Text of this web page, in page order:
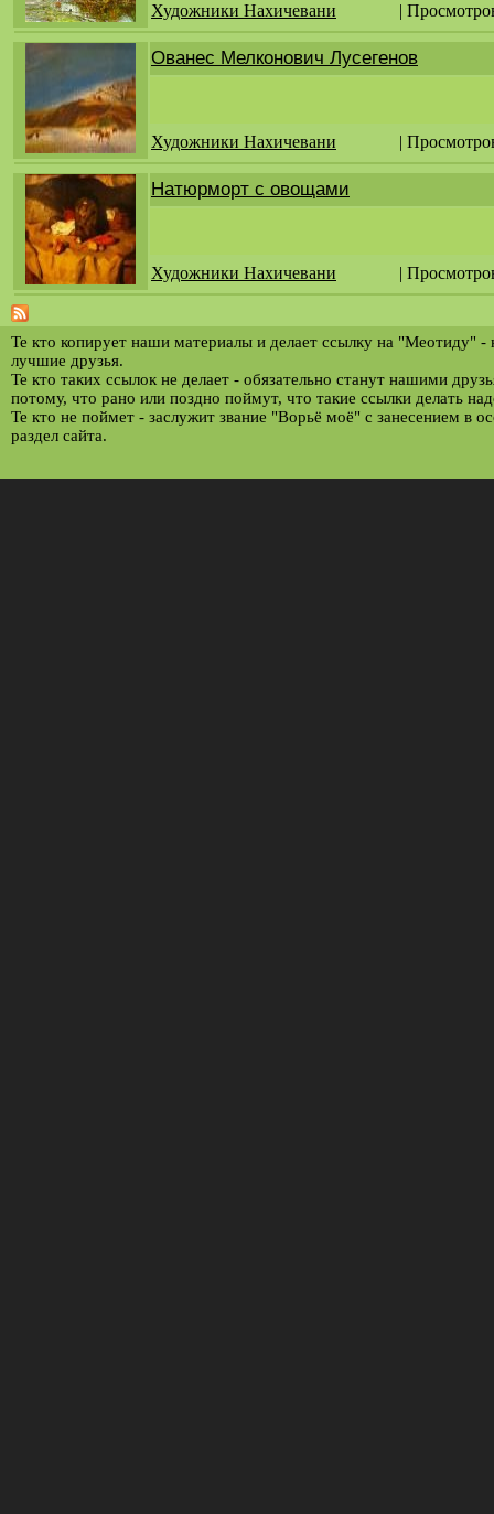
Художники Нахичевани |
Ованес Мелконович Лусегенов
Художники Нахичевани |
Натюрморт с овощами
Художники Нахичевани |
Те кто копирует наши материалы и делает ссылку на "Меотиду" -
лучшие друзья.
Те кто таких ссылок не делает - обязательно станут нашими
потому, что рано или поздно поймут, что такие ссылки делать
Те кто не поймет - заслужит звание "Ворьё моё" с занесением в
раздел сайта.